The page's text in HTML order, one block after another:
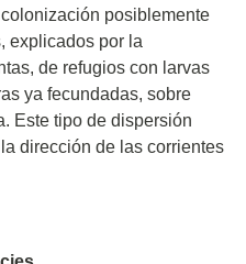
posiblemente
explicados por la
de refugios con larvas
ya fecundadas, sobre
Este tipo de dispersión
dirección de las corrientes